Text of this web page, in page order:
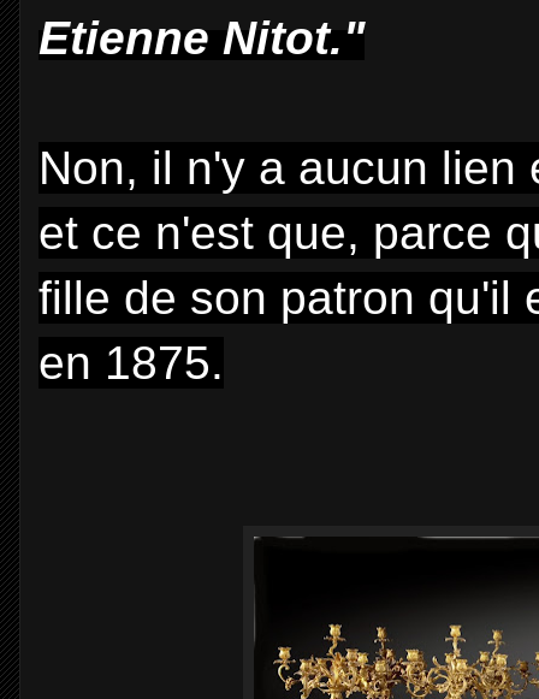
Etienne Nitot."
Non, il n'y a aucun
et ce n'est que, parce
fille de son patron qu'il
en 1875.